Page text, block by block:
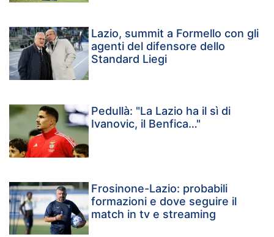
Lazio, summit a Formello con gli
agenti del difensore dello
Standard Liegi
Pedullà: "La Lazio ha il sì di
Ivanovic, il Benfica…"
Frosinone-Lazio: probabili
formazioni e dove seguire il
match in tv e streaming